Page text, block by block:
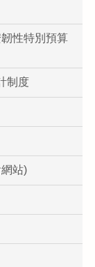
性特別預算
制度
站)